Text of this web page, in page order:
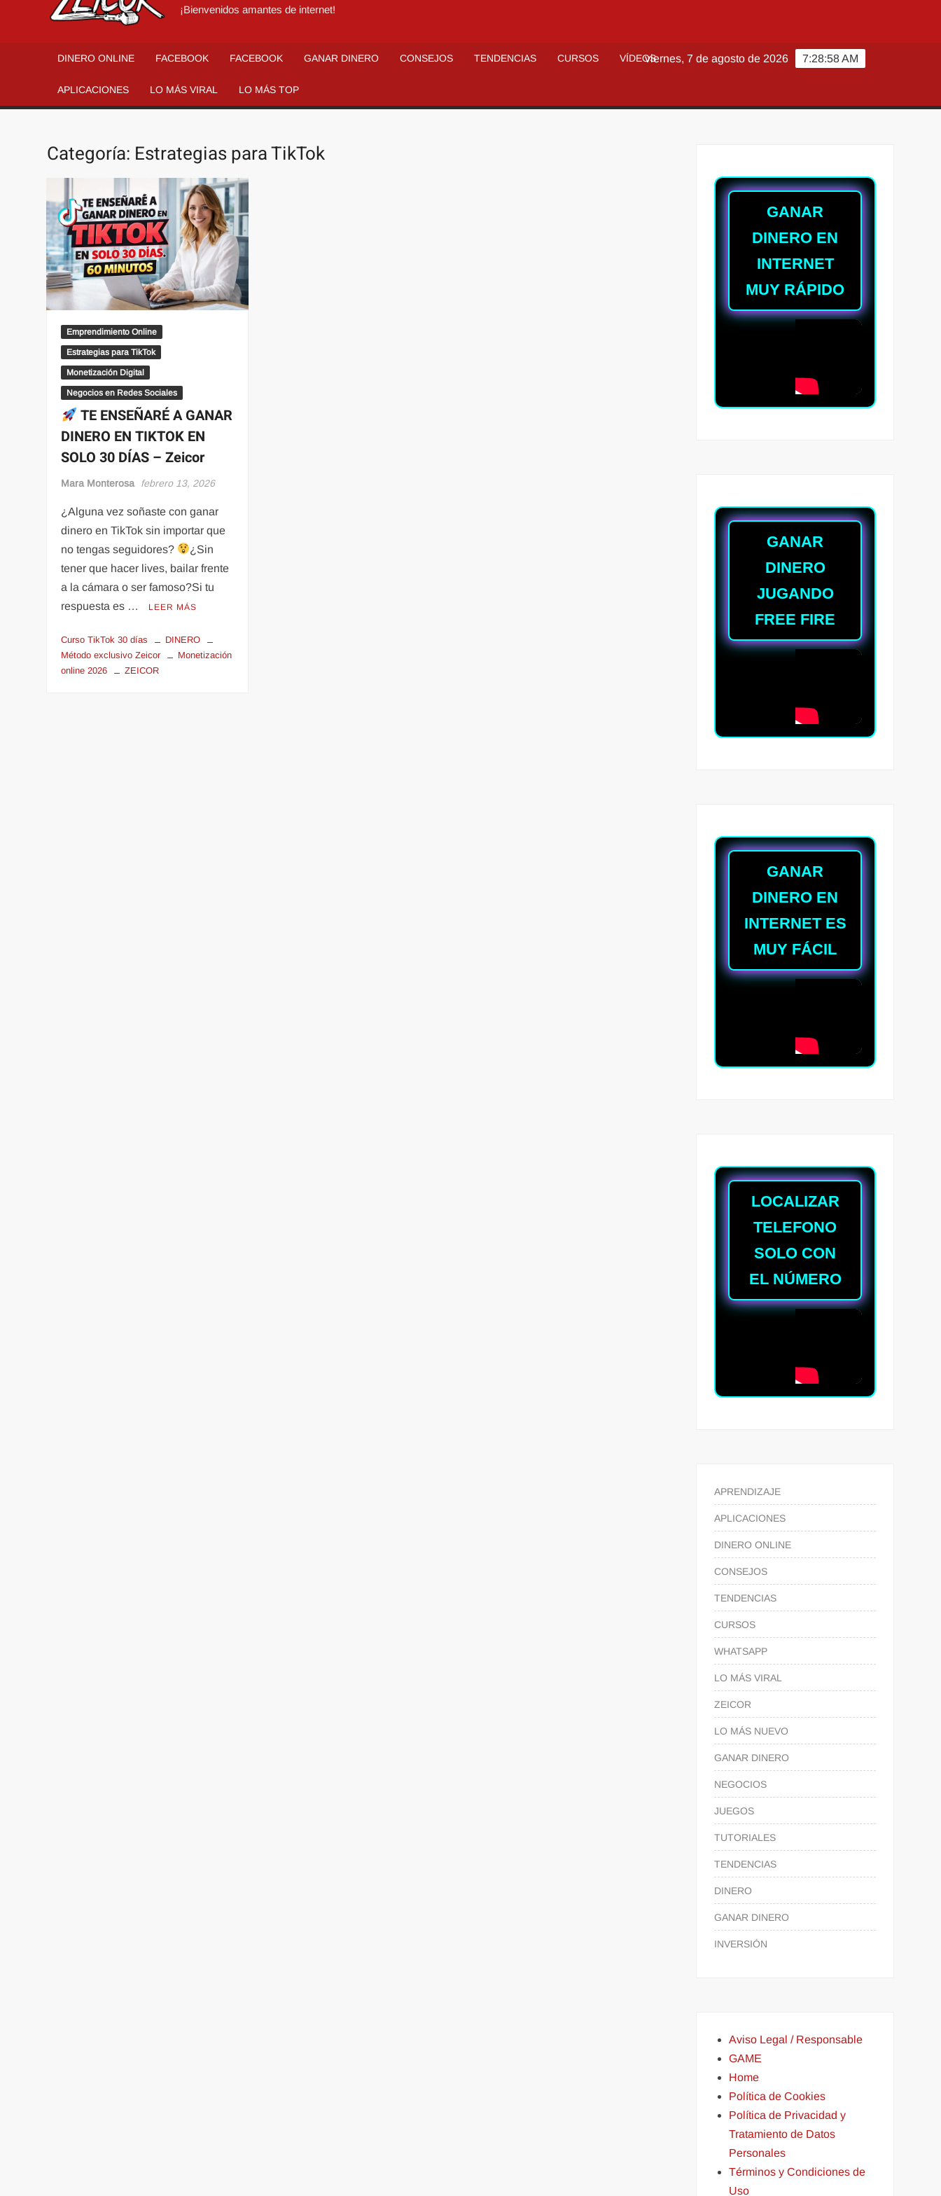
¡Bienvenidos amantes de internet!
DINERO ONLINE FACEBOOK FACEBOOK GANAR DINERO CONSEJOS TENDENCIAS CURSOS VÍDEOS
APLICACIONES LO MÁS VIRAL LO MÁS TOP
7:28:59 AM
viernes, 7 de agosto de 2026
Categoría: Estrategias para TikTok
Emprendimiento Online
Estrategias para TikTok
Monetización Digital
Negocios en Redes Sociales
TE ENSEÑARÉ A GANAR
DINERO EN TIKTOK EN
SOLO 30 DÍAS – Zeicor
Mara Monterosa febrero 13, 2026
¿Alguna vez soñaste con ganar
dinero en TikTok sin importar que
no tengas seguidores?
¿Sin
tener que hacer lives, bailar frente
a la cámara o ser famoso?Si tu
respuesta es …
LEER MÁS
Curso TikTok 30 días
DINERO
Método exclusivo Zeicor
Monetización
online 2026
ZEICOR
GANAR
DINERO EN
INTERNET
MUY RÁPIDO
GANAR
DINERO
JUGANDO
FREE FIRE
GANAR
DINERO EN
INTERNET ES
MUY FÁCIL
LOCALIZAR
TELEFONO
SOLO CON
EL NÚMERO
APRENDIZAJE
APLICACIONES
DINERO ONLINE
CONSEJOS
TENDENCIAS
CURSOS
WHATSAPP
LO MÁS VIRAL
ZEICOR
LO MÁS NUEVO
GANAR DINERO
NEGOCIOS
JUEGOS
TUTORIALES
TENDENCIAS
DINERO
GANAR DINERO
INVERSIÓN
Aviso Legal / Responsable
GAME
Home
Política de Cookies
Política de Privacidad y
Tratamiento de Datos
Personales
Términos y Condiciones de
Uso